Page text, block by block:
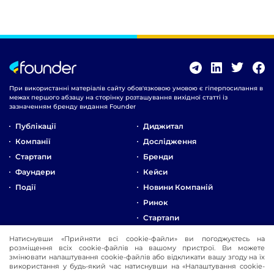
При використанні матеріалів сайту обов'язковою умовою є гіперпосилання в
межах першого абзацу на сторінку розташування вихідної статті із
зазначенням бренду видання Founder
Публікації
Компанії
Стартапи
Фаундери
Події
Диджитал
Дослідження
Бренди
Кейси
Новини Компаній
Ринок
Стартапи
Про Компанію
Реклама
Натиснувши «Прийняти всі cookie-файли» ви погоджуєтесь на
розміщення всіх cookie-файлів на вашому пристрої. Ви можете
змінювати налаштування cookie-файлів або відкликати вашу згоду на їх
використання у будь-який час натиснувши на «Налаштування cookie-